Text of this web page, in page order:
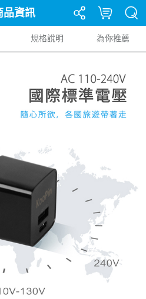
品資訊
規格說明 為你推薦